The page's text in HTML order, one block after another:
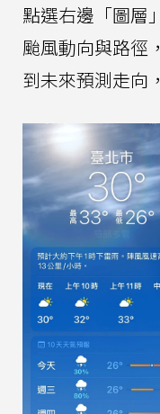
點選右邊「圖層
颱風動向與路徑
到未來預測走向